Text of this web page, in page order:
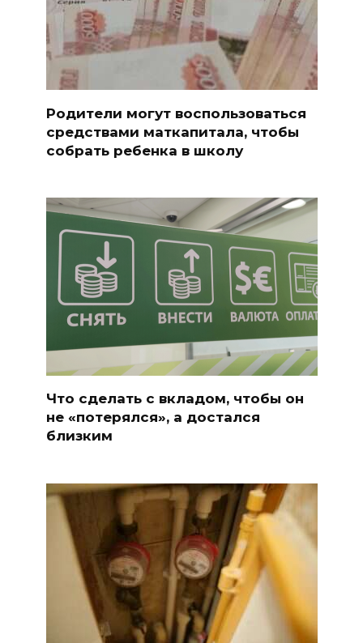
Родители могут воспользоваться
средствами маткапитала, чтобы
собрать ребенка в школу
Что сделать с вкладом, чтобы он
не «потерялся», а достался
близким